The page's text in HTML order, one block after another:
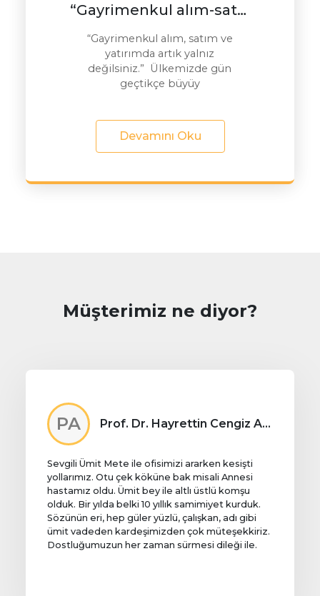
“Gayrimenkul alım-satım ve yatırımda artık yalnız değilsiniz.”
“Gayrimenkul alım, satım ve
yatırımda artık yalnız
değilsiniz.” Ülkemizde gün
geçtikçe büyüy
Devamını Oku
Müşterimiz ne diyor?
PA Prof. Dr. Hayrettin Cengiz ALPAY
Sevgili Ümit Mete ile ofisimizi ararken kesişti
yollarımız. Otu çek köküne bak misali Annesi
hastamız oldu. Ümit bey ile altlı üstlü komşu
olduk. Bir yılda belki 10 yıllık samimiyet kurduk.
Sözünün eri, hep güler yüzlü, çalışkan, adı gibi
ümit vadeden kardeşimizden çok müteşekkiriz.
Dostluğumuzun her zaman sürmesi dileği ile.